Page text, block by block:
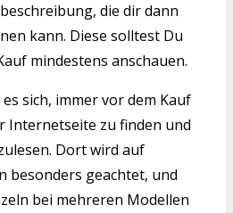
die dir dann
kann. Diese solltest Du
mindestens anschauen.
sich, immer vor dem Kauf
Internetseite zu finden und
Dort wird auf
besonders geachtet, und
bei mehreren Modellen